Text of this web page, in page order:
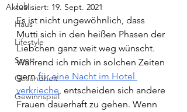
Job
Haus
Lifestyle
Sport
Gesundheit
Gewinnspiel
Aktualisiert: 19. Sept. 2021
Es ist nicht ungewöhnlich, dass
Mutti sich in den heißen Phasen der
Liebchen ganz weit weg wünscht.
Während ich mich in solchen Zeiten
gern für eine Nacht im Hotel
verkrieche, entscheiden sich andere
Frauen dauerhaft zu gehen. Wenn